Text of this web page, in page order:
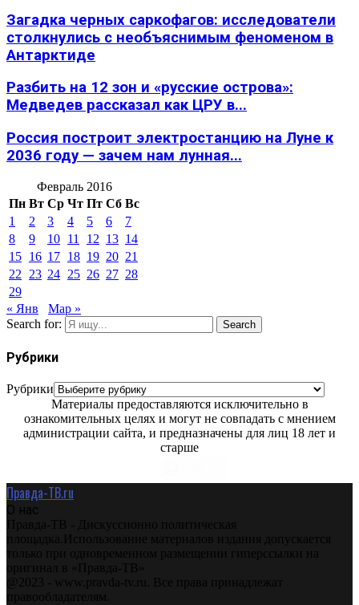
Загадка черных саркофагов: исследователи
столкнулись с необъяснимым феноменом в
Антарктиде
Разбить на 12 зон и «русские острова»:
Медведев рассказал как ЦРУ в...
Россия построит электростанцию на Луне к
2036 году — зачем нам лунная...
Февраль 2016
Пн Вт Ср Чт Пт Сб Вс
1
2 3 4 5 6
7
8
9 10 11 12 13 14
15 16 17 18 19 20 21
22
23 24 25 26 27 28
29
« Янв
Мар »
Search for:
Search
Рубрики
Рубрики
Материалы предоставляются исключительно в
ознакомительных целях и могут не совпадать с мнением
администрации сайта, и предназначены для лиц 18 лет и
старше
Правда-ТВ.ru
О нас
Правда-ТВ - Дискуссионно политическая
площадка.Использование материалов издания допускается
только при одновременном размещении гиперссылки на
оригинал в «Правда-ТВ»
@2023 - www.pravda-tv.ru. Все права принадлежат
правообладателям.